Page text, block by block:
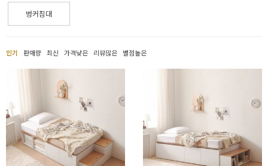
리
재/
용
품
벙커침대
인기 판매량 최신 가격낮은 리뷰많은 별점높은